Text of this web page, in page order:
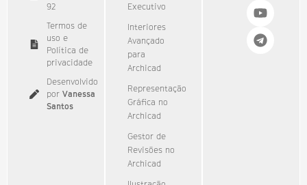
92​
Termos de
uso e
Política de
privacidade
Desenvolvido
por Vanessa
Santos
Executivo
Interiores
Avançado
para
Archicad
Representação
Gráfica no
Archicad
Gestor de
Revisões no
Archicad